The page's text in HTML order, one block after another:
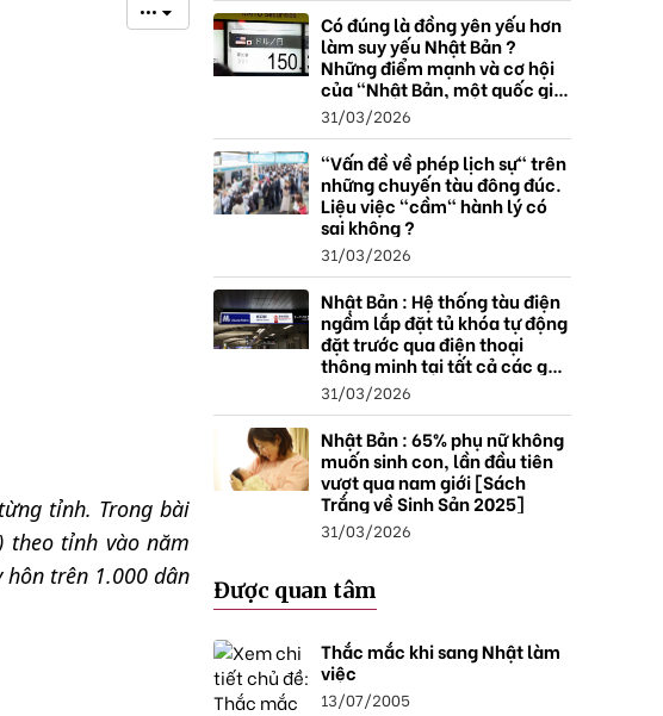
•••
tỉnh. Trong bài
theo tỉnh vào năm
hôn trên 1.000 dân
Có đúng là đồng yên yếu hơn
làm suy yếu Nhật Bản ?
Những điểm mạnh và cơ hội
của "Nhật Bản, một quốc gia
thặng dư".
31/03/2026
"Vấn đề về phép lịch sự" trên
những chuyến tàu đông đúc.
Liệu việc "cầm" hành lý có
sai không ?
31/03/2026
Nhật Bản : Hệ thống tàu điện
ngầm lắp đặt tủ khóa tự động
đặt trước qua điện thoại
thông minh tại tất cả các ga ,
mở rộng mạng lưới do nhu
cầu tăng.
31/03/2026
Nhật Bản : 65% phụ nữ không
muốn sinh con, lần đầu tiên
vượt qua nam giới [Sách
Trắng về Sinh Sản 2025]
31/03/2026
Được quan tâm
Thắc mắc khi sang Nhật làm
việc
13/07/2005